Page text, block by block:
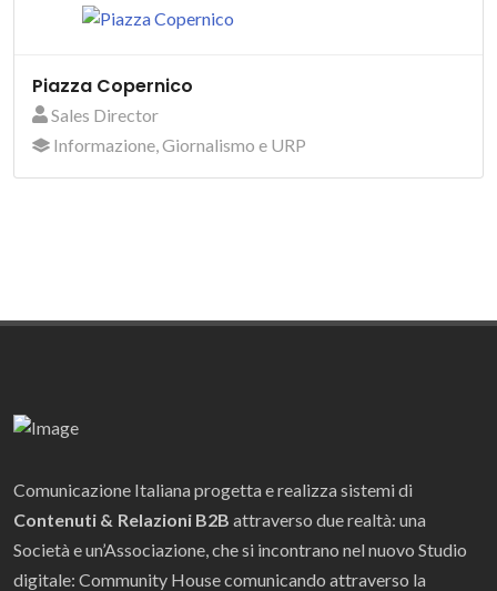
Piazza Copernico
Sales Director
Informazione, Giornalismo e URP
Comunicazione Italiana progetta e realizza sistemi di
Contenuti & Relazioni B2B attraverso due realtà: una
Società e un’Associazione, che si incontrano nel nuovo Studio
digitale: Community House comunicando attraverso la